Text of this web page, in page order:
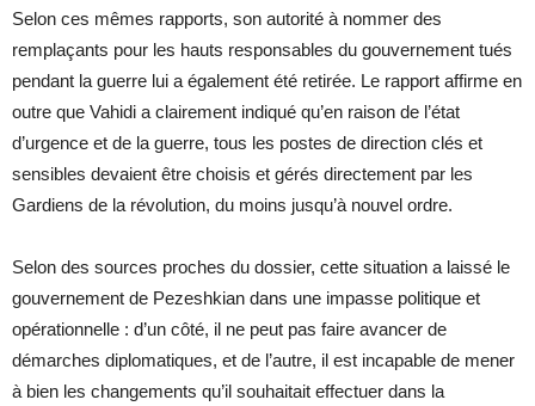
Selon ces mêmes rapports, son autorité à nommer des
remplaçants pour les hauts responsables du gouvernement tués
pendant la guerre lui a également été retirée. Le rapport affirme en
outre que Vahidi a clairement indiqué qu’en raison de l’état
d’urgence et de la guerre, tous les postes de direction clés et
sensibles devaient être choisis et gérés directement par les
Gardiens de la révolution, du moins jusqu’à nouvel ordre.
Selon des sources proches du dossier, cette situation a laissé le
gouvernement de Pezeshkian dans une impasse politique et
opérationnelle : d’un côté, il ne peut pas faire avancer de
démarches diplomatiques, et de l’autre, il est incapable de mener
à bien les changements qu’il souhaitait effectuer dans la